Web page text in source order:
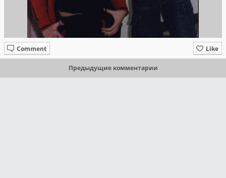
Like
Comment
Предыдущие комментарии